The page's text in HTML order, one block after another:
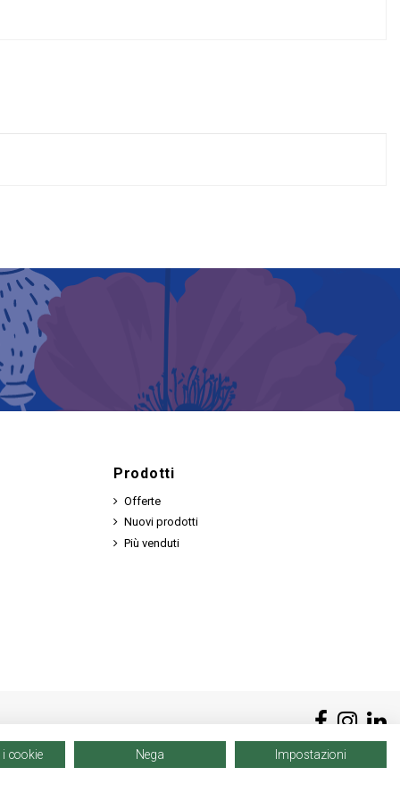
Prodotti
Offerte
Nuovi prodotti
Più venduti
cookie Nega Impostazioni